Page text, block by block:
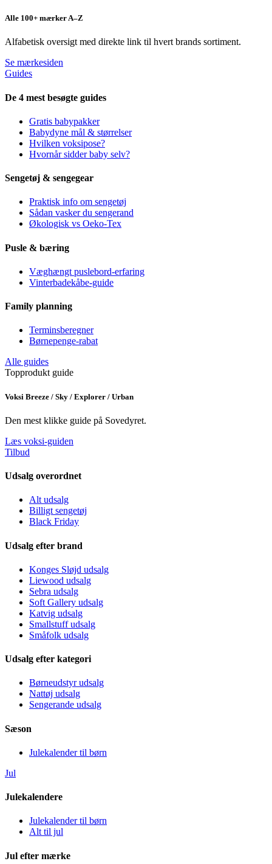
Alle 100+ mærker A–Z
Alfabetisk oversigt med direkte link til hvert brands sortiment.
Se mærkesiden
Guides
De 4 mest besøgte guides
Gratis babypakker
Babydyne mål & størrelser
Hvilken voksipose?
Hvornår sidder baby selv?
Sengetøj & sengegear
Praktisk info om sengetøj
Sådan vasker du sengerand
Økologisk vs Oeko-Tex
Pusle & bæring
Væghængt puslebord-erfaring
Vinterbadekåbe-guide
Family planning
Terminsberegner
Børnepenge-rabat
Alle guides
Topprodukt guide
Voksi Breeze / Sky / Explorer / Urban
Den mest klikke guide på Sovedyret.
Læs voksi-guiden
Tilbud
Udsalg overordnet
Alt udsalg
Billigt sengetøj
Black Friday
Udsalg efter brand
Konges Sløjd udsalg
Liewood udsalg
Sebra udsalg
Soft Gallery udsalg
Katvig udsalg
Smallstuff udsalg
Småfolk udsalg
Udsalg efter kategori
Børneudstyr udsalg
Nattøj udsalg
Sengerande udsalg
Sæson
Julekalender til børn
Jul
Julekalendere
Julekalender til børn
Alt til jul
Jul efter mærke